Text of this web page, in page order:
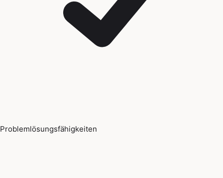
Problemlösungsfähigkeiten